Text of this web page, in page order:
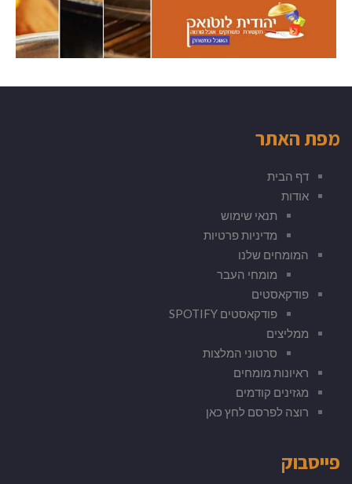
מפת האתר
דף הבית
אודות
תנאי שימוש
מדיניות פרטיות
המומחים שלנו
מומחי העבר
פודקאסטים
פודקאסטים SPOTIFY
ממליצים
סרטוני המלצות
ראיונות מומחים
מגזינים קודמים
רוצה לפרסם לחץ כאן
פייסבוק